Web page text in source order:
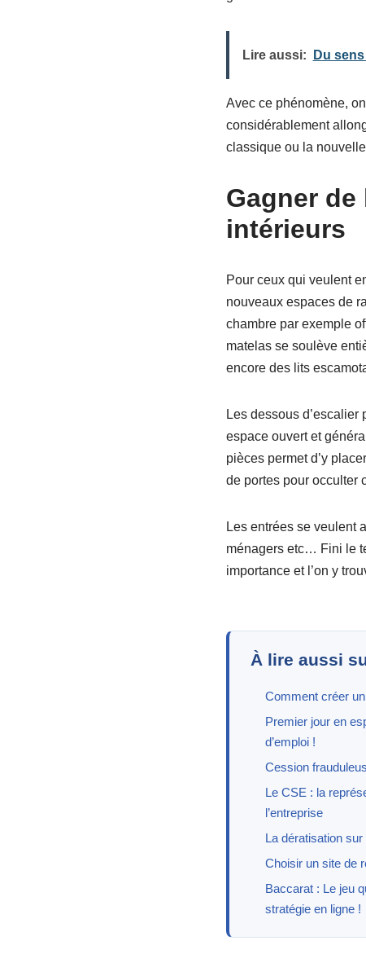
Lire aussi: Du
Avec ce phénomène,
considérablement
classique ou la
Gagner
intérieurs
Pour ceux qui veulent
nouveaux espaces de
chambre par exemple
matelas se soulève
encore des lits
Les dessous
espace ouvert et
pièces permet d’y
de portes pour occulter
Les entrées se veulent
ménagers etc… Fini le
importance et l’on y
À lire aussi
Comment créer
Premier jour en
d’emploi !
Cession
Le CSE : la
l’entreprise
La dératisation
Choisir un site de
Baccarat : Le jeu
stratégie en ligne !